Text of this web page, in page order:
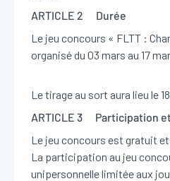
ARTICLE 2 Durée
Le jeu concours « FLTT :
organisé du 03 mars au 17
Le tirage au sort aura lieu le
ARTICLE 3 Participation
Le jeu concours est gratuit
La participation au jeu
unipersonnelle limitée aux